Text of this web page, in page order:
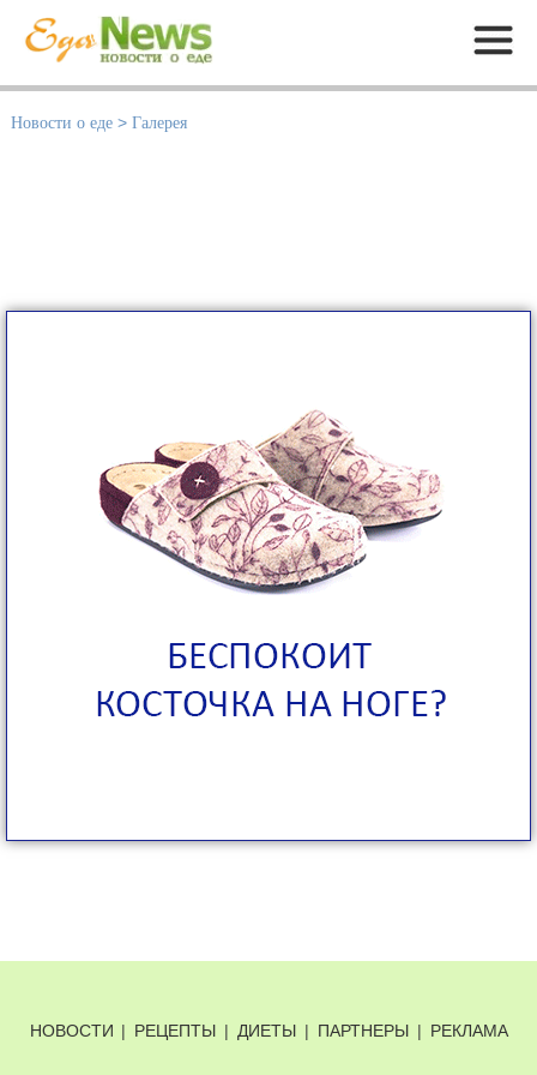
Меню
Новости о еде > Галерея
НОВОСТИ | РЕЦЕПТЫ | ДИЕТЫ | ПАРТНЕРЫ | РЕКЛАМА